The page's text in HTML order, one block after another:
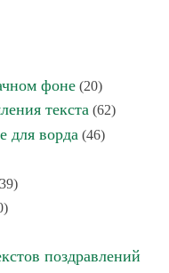
фоне (20)
текста (62)
для ворда (46)
поздравлений